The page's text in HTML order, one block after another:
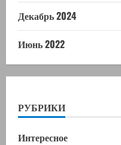
Декабрь 2024
Июнь 2022
РУБРИКИ
Интересное